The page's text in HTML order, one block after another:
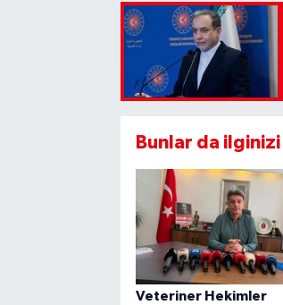
Bunlar da
Veteriner Hekimler